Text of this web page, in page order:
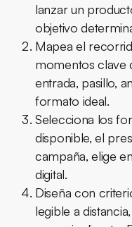
lanzar un
objetivo
Mapea el
momentos clave
entrada, pasillo,
formato ideal.
Selecciona los
disponible, el
campaña, elige
digital.
Diseña con
legible a